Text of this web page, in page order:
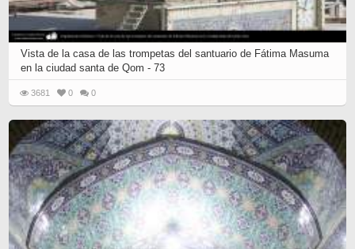
Vista de la casa de las trompetas del santuario de Fátima Masuma
en la ciudad santa de Qom - 73
3681 0 0